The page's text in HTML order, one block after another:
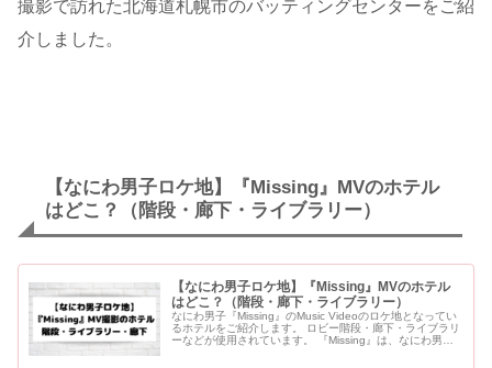
撮影で訪れた北海道札幌市のバッティングセンターをご紹
介しました。
【なにわ男子ロケ地】『Missing』MVのホテル
はどこ？（階段・廊下・ライブラリー）
【なにわ男子ロケ地】『Missing』MVのホテル
はどこ？（階段・廊下・ライブラリー）
なにわ男子『Missing』のMusic Videoのロケ地となってい
るホテルをご紹介します。 ロビー階段・廊下・ライブラリ
ーなどが使用されています。 『Missing』は、なにわ男